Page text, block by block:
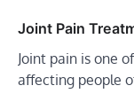
Joint Pain
Joint pain is one
affecting people